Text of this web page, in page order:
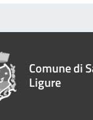
Comune di
Ligure